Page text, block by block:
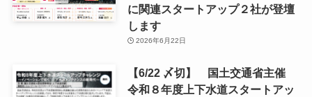
に関連スタートアップ２社が登壇
します
2026年6月22日
【6/22 〆切】 国土交通省主催
令和８年度上下水道スタートアッ